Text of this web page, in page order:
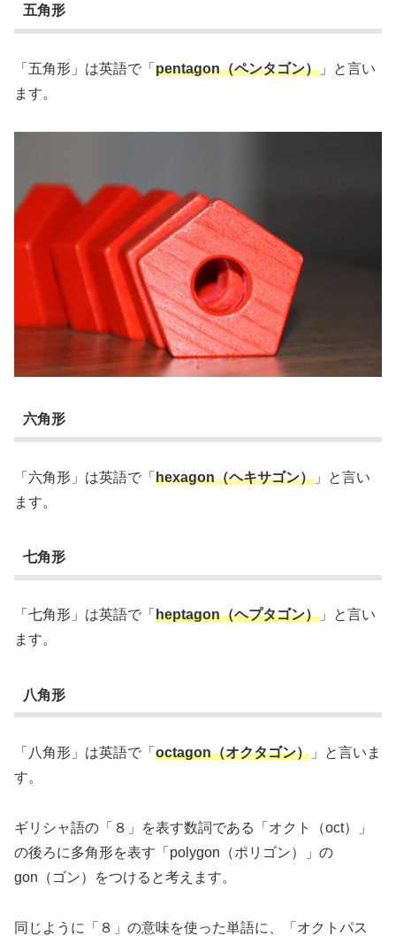
五角形
「五角形」は英語で「 pentagon（ペンタゴン） 」と言い
ます。
六角形
「六角形」は英語で「 hexagon（ヘキサゴン） 」と言い
ます。
七角形
「七角形」は英語で「 heptagon（ヘプタゴン） 」と言い
ます。
八角形
「八角形」は英語で「 octagon（オクタゴン） 」と言いま
す。
ギリシャ語の「８」を表す数詞である「オクト（oct）」
の後ろに多角形を表す「polygon（ポリゴン）」の
gon（ゴン）をつけると考えます。
同じように「８」の意味を使った単語に、「オクトパス